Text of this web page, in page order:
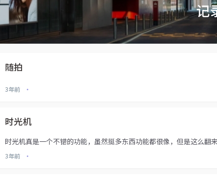
记
随拍
3年前 •
时光机
时光机真是一个不错的功能，虽然挺多东西功能都很像，但是这么翻
3年前 •